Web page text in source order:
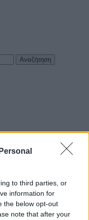
to third parties, or
information for
the below opt-out
note that after your